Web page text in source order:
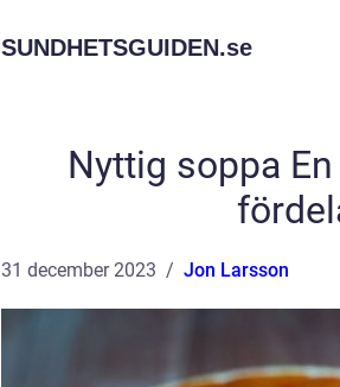
SUNDHETSGUIDEN.se
Nyttig soppa
31 december 2023 Jon Larsson